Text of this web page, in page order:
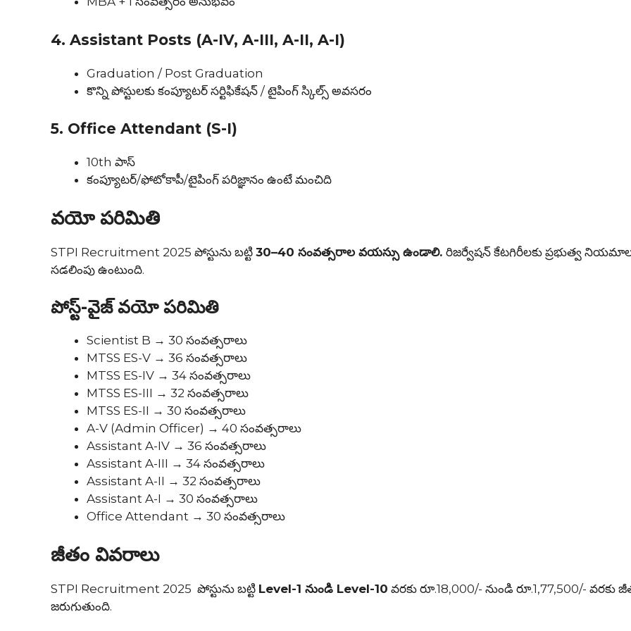
4. Assistant Posts (A-IV, A-III, A-II, A-I)
Graduation / Post Graduation
కొన్ని పోస్టులకు కంప్యూటర్ సర్టిఫికేషన్ / టైపింగ్ స్కిల్స్ అవసరం
5. Office Attendant (S-I)
10th పాస్
కంప్యూటర్/ఫోటోకాపీ/టైపింగ్ పరిజ్ఞానం ఉంటే మంచిది
వయో పరిమితి
STPI Recruitment 2025 పోస్టును బట్టి 30–40 సంవత్సరాల వయస్సు ఉండాలి. రిజర్వేషన్ కేటగిరీలకు ప్రభుత్వ నియమాల
సడలింపు ఉంటుంది.
పోస్ట్-వైజ్ వయో పరిమితి
Scientist B → 30 సంవత్సరాలు
MTSS ES-V → 36 సంవత్సరాలు
MTSS ES-IV → 34 సంవత్సరాలు
MTSS ES-III → 32 సంవత్సరాలు
MTSS ES-II → 30 సంవత్సరాలు
A-V (Admin Officer) → 40 సంవత్సరాలు
Assistant A-IV → 36 సంవత్సరాలు
Assistant A-III → 34 సంవత్సరాలు
Assistant A-II → 32 సంవత్సరాలు
Assistant A-I → 30 సంవత్సరాలు
Office Attendant → 30 సంవత్సరాలు
జీతం వివరాలు
STPI Recruitment 2025 పోస్టును బట్టి Level-1 నుండి Level-10 వరకు రూ.18,000/- నుండి రూ.1,77,500/- వరకు
జరుగుతుంది.